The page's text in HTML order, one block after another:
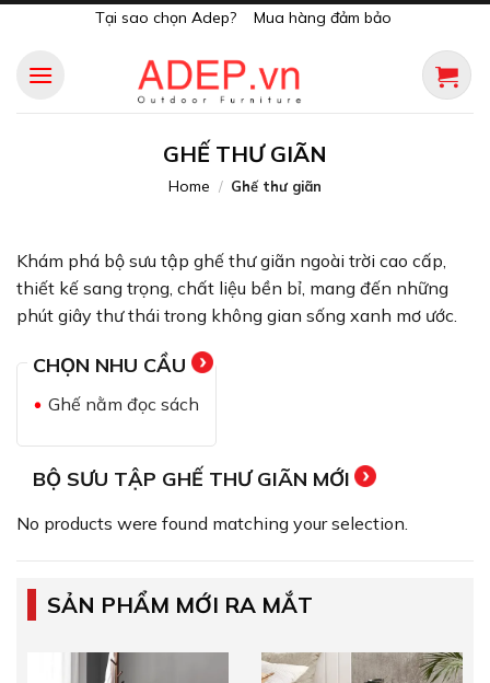
content
Tại sao chọn Adep? Mua hàng đảm bảo
GHẾ THƯ GIÃN
Home / Ghế thư giãn
Khám phá bộ sưu tập ghế thư giãn ngoài trời cao cấp,
thiết kế sang trọng, chất liệu bền bỉ, mang đến những
phút giây thư thái trong không gian sống xanh mơ ước.
CHỌN NHU CẦU
Ghế nằm đọc sách
BỘ SƯU TẬP GHẾ THƯ GIÃN MỚI
No products were found matching your selection.
SẢN PHẨM MỚI RA MẮT